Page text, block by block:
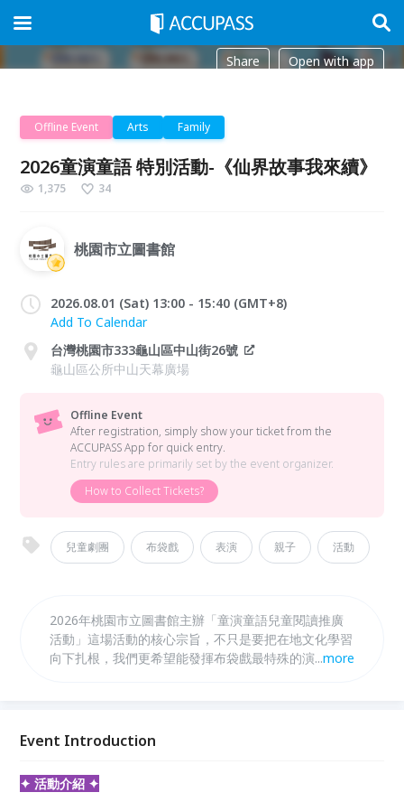
Share Open with app
Offline Event Arts Family
2026童演童語 特別活動-《仙界故事我來續》
1,375 34
桃園市立圖書館
2026.08.01 (Sat) 13:00 - 15:40 (GMT+8)
Add To Calendar
台灣桃園市333龜山區中山街26號
龜山區公所中山天幕廣場
Offline Event
After registration, simply show your ticket from the
ACCUPASS App for quick entry.
Entry rules are primarily set by the event organizer.
How to Collect Tickets?
兒童劇團 布袋戲 表演 親子 活動
2026年桃園市立圖書館主辦「童演童語兒童閱讀推廣
活動」這場活動的核心宗旨，不只是要把在地文化學習
向下扎根，我們更希望能發揮布袋戲最特殊的演繹方
帶領孩子學習當遇到困難時可以採取哪些解決方案。這
透過掌中藝術，把成長的能量帶給每一位孩子。
...more
Event Introduction
✦ 活動介紹 ✦